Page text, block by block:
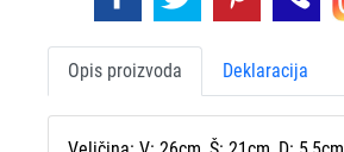
Opis proizvoda Deklaracija